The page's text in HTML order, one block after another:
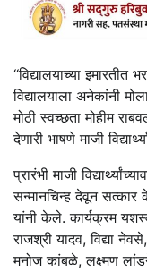
‘‘विद्यालयाच्या
विद्यालयाला अनेकांनी
मोठी स्वच्छता मोहीम
देणारी भाषणे माजी
प्रारंभी माजी
सन्मानचिन्ह देवून
यांनी केले. कार्यक्रम
राजश्री यादव, विद्या
मनोज कांबळे, लक्ष्मण लांडगे